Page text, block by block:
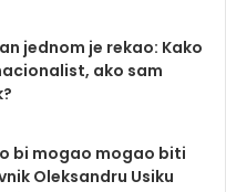
jednom je rekao: Kako
ako sam
bi mogao mogao biti
Oleksandru Usiku